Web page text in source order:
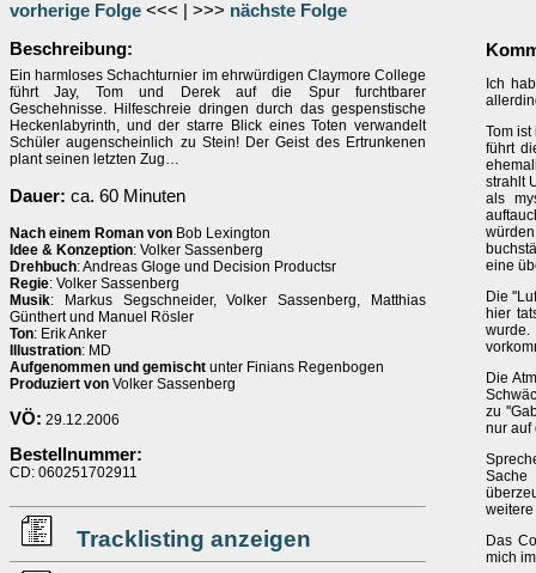
vorherige Folge <<< | >>> nächste Folge
Beschreibung:
Ein harmloses Schachturnier im ehrwürdigen Claymore College
führt Jay, Tom und Derek auf die Spur furchtbarer
Geschehnisse. Hilfeschreie dringen durch das gespenstische
Heckenlabyrinth, und der starre Blick eines Toten verwandelt
Schüler augenscheinlich zu Stein! Der Geist des Ertrunkenen
plant seinen letzten Zug…
Dauer: ca. 60 Minuten
Nach einem Roman von Bob Lexington
Idee & Konzeption: Volker Sassenberg
Drehbuch: Andreas Gloge und Decision Productsr
Regie: Volker Sassenberg
Musik: Markus Segschneider, Volker Sassenberg, Matthias
Günthert und Manuel Rösler
Ton: Erik Anker
Illustration: MD
Aufgenommen und gemischt unter Finians Regenbogen
Produziert von Volker Sassenberg
VÖ: 29.12.2006
Bestellnummer:
CD: 060251702911
Tracklisting anzeigen
Ich
Tom
führt
strahlt
als
eine
Die
hier
Die
zu
nur auf
Das
mich